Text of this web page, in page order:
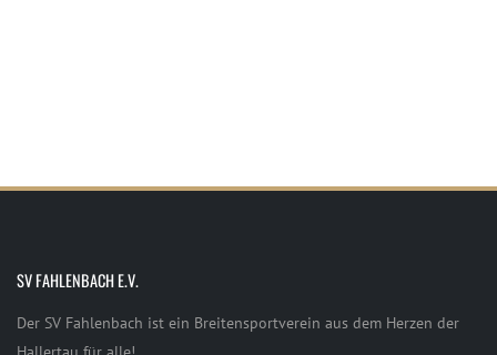
SV FAHLENBACH E.V.
Der SV Fahlenbach ist ein Breitensportverein aus dem Herzen der